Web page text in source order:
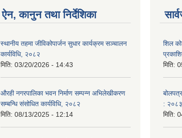
ऐन, कानुन तथा निर्देशिका
स्थानीय तहमा जीविकोपार्जन सुधार कार्यक्रम सञ्चालन
कार्यविधि, २०८२
मिति: 03/20/2026 - 14:43
औरही नगरपालिका भवन निर्माण सम्पन्न अभिलेखीकरण
सम्बन्धि संसोधित कार्यविधि, २०८२
मिति: 08/13/2025 - 12:14
शिल
मिति:
:
मिति: